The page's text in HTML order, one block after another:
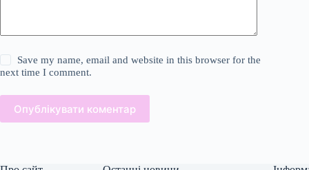
Save my name, email and website in this browser for the
next time I comment.
Опублікувати коментар